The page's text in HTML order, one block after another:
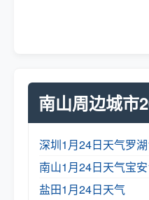
南山周边城市
深圳1月24日天气罗
南山1月24日天气宝
盐田1月24日天气